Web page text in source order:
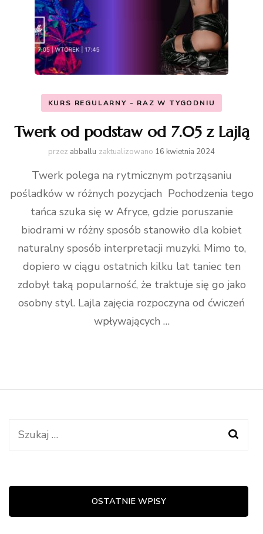
KURS REGULARNY - RAZ W TYGODNIU
Twerk od podstaw od 7.05 z Lajlą
przez abballu zaktualizowano 16 kwietnia 2024
Twerk polega na rytmicznym potrząsaniu
pośladków w różnych pozycjach Pochodzenia tego
tańca szuka się w Afryce, gdzie poruszanie
biodrami w różny sposób stanowiło dla kobiet
naturalny sposób interpretacji muzyki. Mimo to,
dopiero w ciągu ostatnich kilku lat taniec ten
zdobył taką popularność, że traktuje się go jako
osobny styl. Lajla zajęcia rozpoczyna od ćwiczeń
wpływających …
Szukaj:
OSTATNIE WPISY